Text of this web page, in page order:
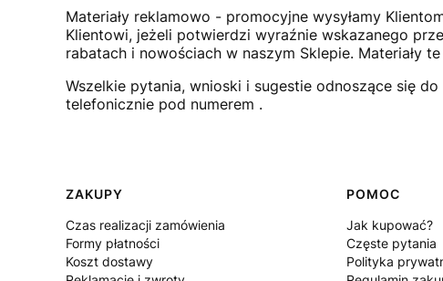
Materiały reklamowo - promocyjne wysyłamy
Klientowi, jeżeli potwierdzi wyraźnie wskazanego
rabatach i nowościach w naszym Sklepie. Materiały
Wszelkie pytania, wnioski i sugestie odnoszące się
telefonicznie pod numerem .
Linki w stopce
ZAKUPY
Czas realizacji zamówienia
Formy płatności
Koszt dostawy
POMOC
Jak kupować?
Częste pytania
Polityka